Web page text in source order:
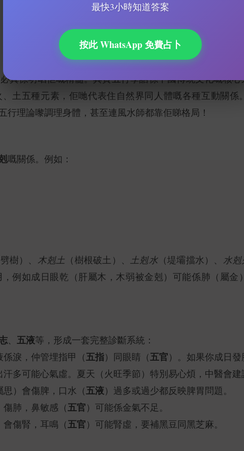
真係明晒佢嘅精髓。其實五行學話係中國傳統文化嘅核
土五種元素，佢哋代表住自然界同人體嘅各種互動關係
行理論嚟調理身體，甚至連風水師都靠佢睇格局！
嘅關係。例如：
樹）、 木剋土 （樹根破土）、 土剋水（堤壩擋水）、 水剋
例如成日眼乾（肝屬木，木弱被金剋）可能係肺（屬
、 五液等，形成一套完整診斷系統：
淚，仲管埋指甲（五指）同眼睛（五官）。如果你成日
汗多可能心氣虛。夏天（火旺季節）特別易心煩，中醫會
思）會傷脾，口水（五液）過多或過少都反映脾胃問題。
傷肺，鼻敏感（五官）可能係金氣不足。
會傷腎，耳鳴（五官）可能腎虛，要補黑豆同黑芝麻。
最快3小時知道答案
按此 WhatsApp 免費占卜